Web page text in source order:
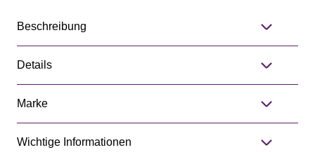
Beschreibung
Details
Marke
Wichtige Informationen